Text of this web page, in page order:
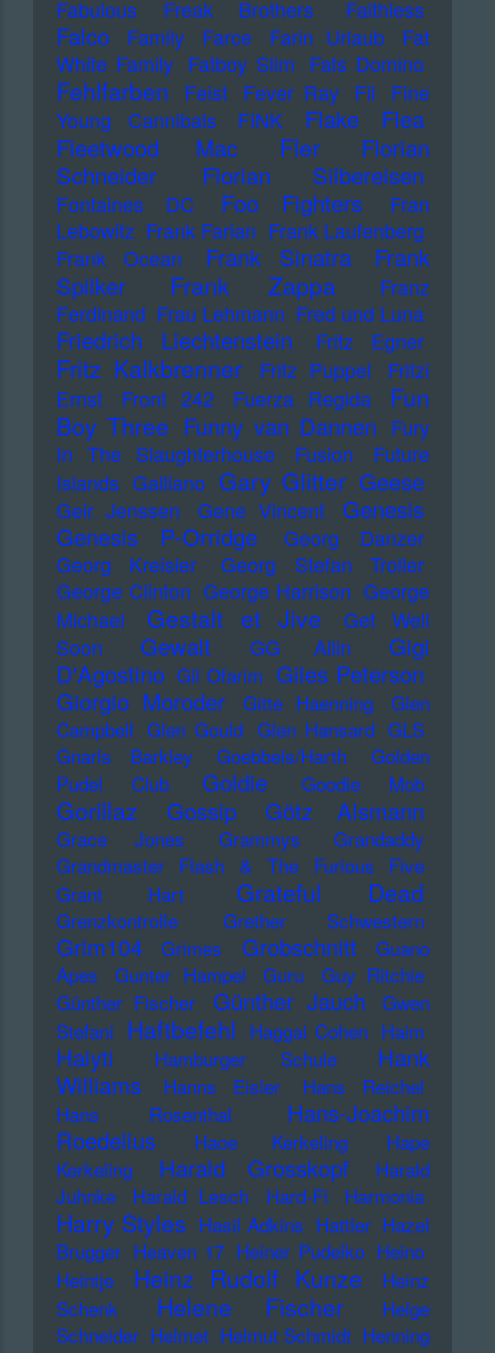
Fabulous Freak Brothers
Faithless
Falco Family Farce Farin Urlaub
Fat
White Family Fatboy Slim Fats Domino
Fehlfarben Feist Fever Ray Fil
Fine
Young Cannibals
FINK Flake
Flea
Fleetwood Mac
Fler
Florian
Schneider
Florian Silbereisen
Fontaines DC Foo Fighters
Fran
Lebowitz Frank Farian Frank Laufenberg
Frank Ocean
Frank Sinatra
Frank
Spilker
Frank Zappa
Franz
Ferdinand Frau Lehmann Fred und Luna
Friedrich Liechtenstein Fritz Egner
Fritz Kalkbrenner Fritz Puppel
Fritzi
Ernst
Front 242 Fuerza Regida
Fun
Boy Three Funny van Dannen Fury
In The Slaughterhouse
Fusion
Future
Islands Galliano Gary Glitter Geese
Geir Jenssen Gene Vincent
Genesis
Genesis P-Orridge
Georg Danzer
Georg Kreisler
Georg Stefan Troller
George Clinton George Harrison George
Michael
Gestalt et Jive
Get Well
Soon
Gewalt GG Allin
Gigi
D'Agostino Gil Ofarim Giles Peterson
Giorgio Moroder
Gitte Haenning
Glen
Campbell Glen Gould Glen Hansard GLS
Gnarls Barkley
Goebbels/Harth
Golden
Pudel Club
Goldie Goodie Mob
Gorillaz Gossip Götz Alsmann
Grace Jones Grammys
Grandaddy
Grandmaster Flash & The Furious Five
Grant Hart
Grateful Dead
Grenzkontrolle Grether Schwestern
Grim104 Grimes Grobschnitt
Guano
Apes
Gunter Hampel Guru
Guy Ritchie
Günther Fischer
Günther Jauch
Gwen
Stefani Haftbefehl Haggai Cohen Haim
Haiyti Hamburger Schule
Hank
Williams
Hanns Eisler
Hans Reichel
Hans Rosenthal
Hans-Joachim
Roedelius
Haoe Kerkeling
Hape
Kerkeling
Harald Grosskopf
Harald
Juhnke
Harald Lesch Hard-Fi Harmonia
Harry Styles Hasil Adkins Hattler Hazel
Brugger Heaven 17 Heiner Pudelko Heino
Heintje
Heinz Rudolf Kunze
Heinz
Schenk
Helene Fischer
Helge
Schneider Helmet Helmut Schmidt Henning